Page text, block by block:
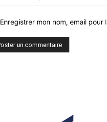
Enregistrer mon nom, email